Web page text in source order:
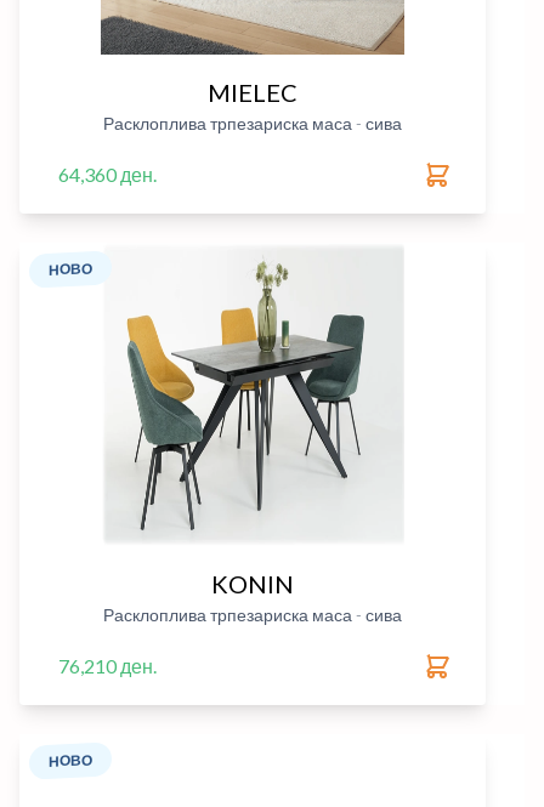
MIELEC
Расклоплива трпезариска маса - сива
64,360 ден.
НОВО
KONIN
Расклоплива трпезариска маса - сива
76,210 ден.
НОВО